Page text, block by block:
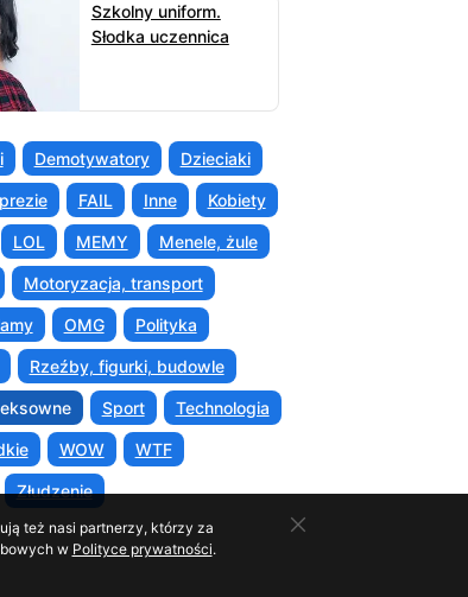
Szkolny uniform.
Słodka uczennica
Demotywatory Dzieciaki
FAIL Inne Kobiety
LOL MEMY Menele, żule
Motoryzacja, transport
OMG Polityka
Rzeźby, figurki, budowle
Sport Technologia
WOW WTF
Złudzenie
też nasi partnerzy, którzy za
w Polityce prywatności.